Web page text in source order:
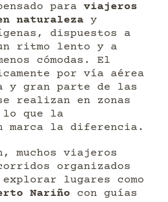
para viajeros
naturaleza y
dispuestos a
ritmo lento y a
cómodas. El
por vía aérea
y gran parte de las
realizan en zonas
lo que la
marca la diferencia.
muchos viajeros
organizados
lugares como
Nariño con guías